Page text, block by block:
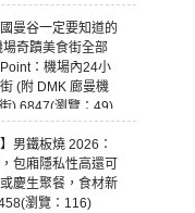
曼谷一定要知道的
奇蹟美食街全部
：機場內24小
(附 DMK 廊曼機
) 6847(瀏覽：49)
男鐵板燒 2026：
包廂隱私性高還可
慶生聚餐，食材新
瀏覽：116)